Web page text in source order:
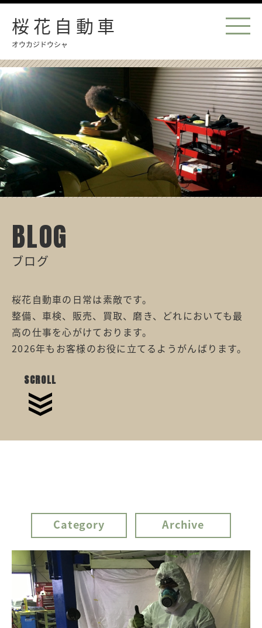
桜花自動車
オウカジドウシャ
BLOG
ブログ
桜花自動車の日常は素敵です。
整備、車検、販売、買取、磨き、どれにおいても最
高の仕事を心がけております。
2026年もお客様のお役に立てるようがんばります。
SCROLL
Category Archive